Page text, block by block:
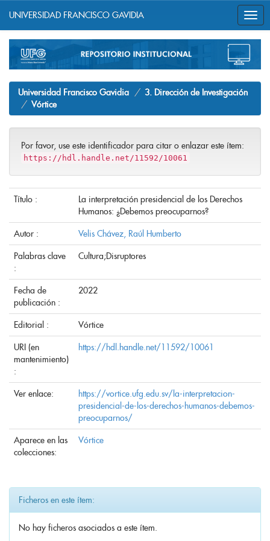
navigation
UNIVERSIDAD FRANCISCO GAVIDIA
Universidad Francisco Gavidia
3. Dirección de Investigación
Vórtice
Por favor, use este identificador para citar o enlazar este ítem:
https://hdl.handle.net/11592/10061
Título :
La interpretación presidencial de los Derechos
Humanos: ¿Debemos preocuparnos?
Autor : Velis Chávez, Raúl Humberto
Palabras clave
:
Cultura;Disruptores
Fecha de
publicación :
2022
Editorial : Vórtice
URI (en
mantenimiento)
:
https://hdl.handle.net/11592/10061
Ver enlace:
https://vortice.ufg.edu.sv/la-interpretacion-
presidencial-de-los-derechos-humanos-debemos-
preocuparnos/
Aparece en las
colecciones:
Vórtice
Ficheros en este ítem:
No hay ficheros asociados a este ítem.